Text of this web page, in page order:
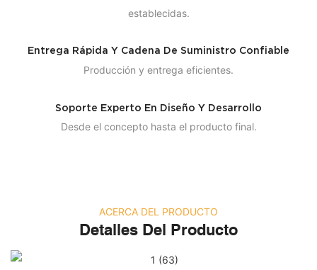
establecidas.
Entrega Rápida Y Cadena De Suministro Confiable
Producción y entrega eficientes.
Soporte Experto En Diseño Y Desarrollo
Desde el concepto hasta el producto final.
ACERCA DEL PRODUCTO
Detalles Del Producto